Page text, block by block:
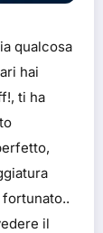
qualcosa
hai
ti ha
il